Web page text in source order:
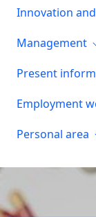
Innovation
Management
Present
Employment
Personal area